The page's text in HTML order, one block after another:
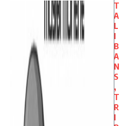
T
A
L
I
B
A
N
S
,
T
R
I